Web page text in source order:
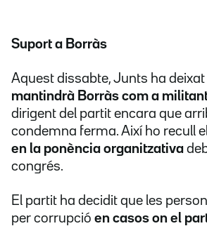
Suport a Borràs
Aquest dissabte, Junts ha
mantindrà Borràs com a
dirigent del partit encara que
condemna ferma. Així ho recull
en la ponència organitzativa
congrés.
El partit ha decidit que les
per corrupció en casos on el